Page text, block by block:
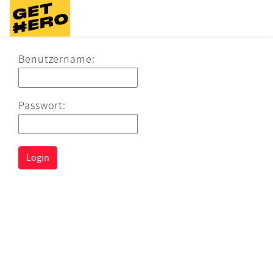
Benutzername:
Passwort:
Login